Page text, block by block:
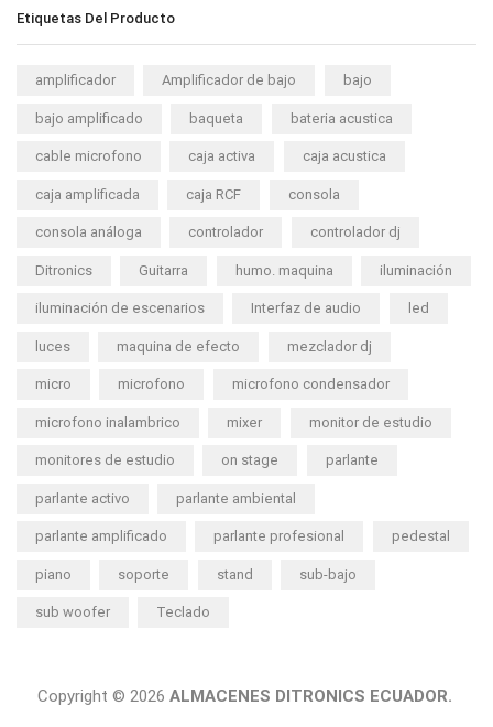
Etiquetas Del Producto
amplificador Amplificador de bajo bajo
bajo amplificado baqueta bateria acustica
cable microfono caja activa caja acustica
caja amplificada caja RCF consola
consola análoga controlador controlador dj
Ditronics Guitarra humo. maquina iluminación
iluminación de escenarios Interfaz de audio led
luces maquina de efecto mezclador dj
micro microfono microfono condensador
microfono inalambrico mixer monitor de estudio
monitores de estudio on stage parlante
parlante activo parlante ambiental
parlante amplificado parlante profesional pedestal
piano soporte stand sub-bajo
sub woofer Teclado
Copyright © 2026 ALMACENES DITRONICS ECUADOR.